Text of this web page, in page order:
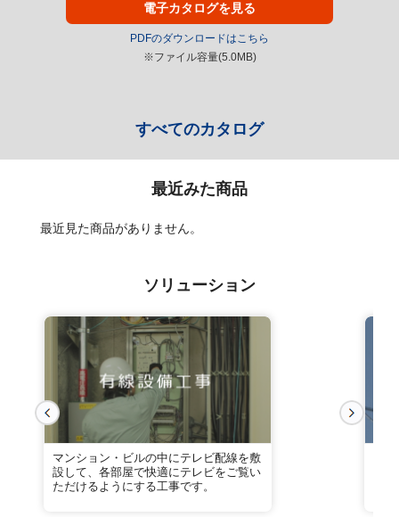
電子カタログを見る
PDFのダウンロードはこちら
※ファイル容量(5.0MB)
すべてのカタログ
最近みた商品
最近見た商品がありません。
ソリューション
マンション・ビルの中にテレビ配線を敷
設して、各部屋で快適にテレビをご覧い
ただけるようにする工事です。